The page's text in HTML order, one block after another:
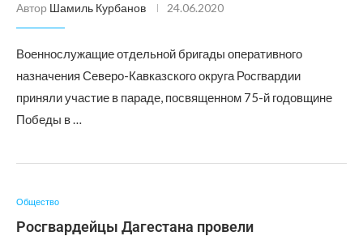
Автор Шамиль Курбанов 24.06.2020
Военнослужащие отдельной бригады оперативного
назначения Северо-Кавказского округа Росгвардии
приняли участие в параде, посвященном 75-й годовщине
Победы в …
Общество
Росгвардейцы Дагестана провели